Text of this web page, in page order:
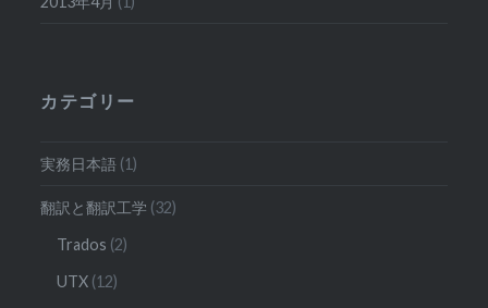
カテゴリー
実務日本語 (1)
翻訳と翻訳工学 (32)
Trados (2)
UTX (12)